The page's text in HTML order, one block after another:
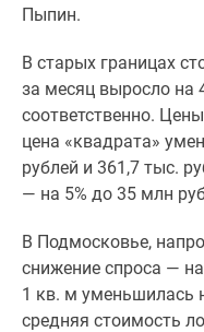
застройщики
Панорамы
новостроек
Видеообзор
Экспертиза
новостроек
Москвы
Подмосковья
Студии
Пыпин.
В старых границах
за месяц выросло
соответственно.
цена «квадрата»
рублей и 361,7 тыс.
— на 5% до 35 млн
В Подмосковье,
снижение спроса —
1 кв. м уменьшилась
средняя стоимость